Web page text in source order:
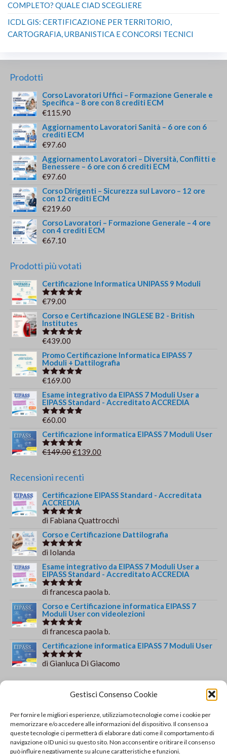
Gestisci Consenso Cookie
Per fornire le migliori esperienze, utilizziamo tecnologie come i cookie per
memorizzare e/o accedere alle informazioni del dispositivo. Il consenso a
queste tecnologie ci permetterà di elaborare dati come il comportamento di
navigazione o ID unici su questo sito. Non acconsentire o ritirare il consenso
può influire negativamente su alcune caratteristiche e funzioni.
COMPLETO? QUALE CIAD SCEGLIERE
ICDL GIS: CERTIFICAZIONE PER TERRITORIO,
CARTOGRAFIA, URBANISTICA E CONCORSI TECNICI
Prodotti
Corso Lavoratori Uffici – Formazione Generale e
Specifica – 8 ore con 8 crediti ECM
€115.90
Aggiornamento Lavoratori Sanità – 6 ore con 6
crediti ECM
€97.60
Aggiornamento Lavoratori – Diversità, Conflitti e
Benessere – 6 ore con 6 crediti ECM
€97.60
Corso Dirigenti – Sicurezza sul Lavoro – 12 ore
con 12 crediti ECM
€219.60
Corso Lavoratori – Formazione Generale – 4 ore
con 4 crediti ECM
€67.10
Prodotti più votati
Certificazione Informatica UNIPASS 9 Moduli
Valutato
€79.00
Corso e Certificazione INGLESE B2 - British
Institutes
Valutato
€439.00
Promo Certificazione Informatica EIPASS 7
Moduli + Dattilografia
Valutato
€169.00
Esame integrativo da EIPASS 7 Moduli User a
EIPASS Standard - Accreditato ACCREDIA
Valutato
€60.00
Certificazione informatica EIPASS 7 Moduli User
Valutato
€149.00Il
originale
€149.00.
€139.00
€139.00.
Recensioni recenti
Certificazione EIPASS Standard - Accreditata
ACCREDIA
Valutato5
di Fabiana Quattrocchi
Corso e Certificazione Dattilografia
Valutato5
di Iolanda
Esame integrativo da EIPASS 7 Moduli User a
EIPASS Standard - Accreditato ACCREDIA
Valutato5
di francesca paola b.
Corso e Certificazione informatica EIPASS 7
Moduli User con videolezioni
Valutato5
di francesca paola b.
Certificazione informatica EIPASS 7 Moduli User
Valutato5
di Gianluca Di Giacomo
84013 Cava de' Tirreni
+39 329 952 9244
info@solsisacademy.it